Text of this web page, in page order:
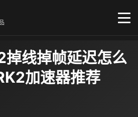
掉线掉帧延迟怎么
加速器推荐